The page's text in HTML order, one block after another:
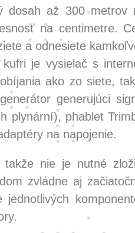
dosah až 300 metrov
na centimetre.
a odnesiete
je vysielač s
ako zo siete,
generujúci
plynární), phablet
na napojenie.
nie je nutné
zvládne aj